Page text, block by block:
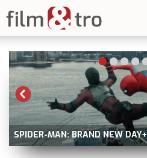
SPIDER-MAN: BRAND NEW DAY+